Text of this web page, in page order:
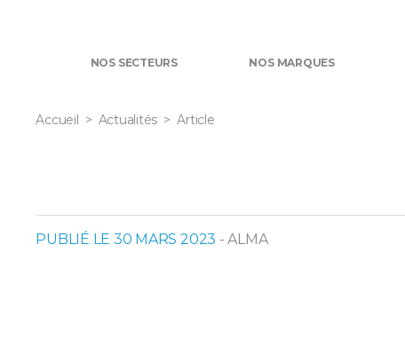
NOS SECTEURS NOS MARQUES
Accueil Actualités Article
PUBLIÉ LE 30 MARS 2023 - ALMA